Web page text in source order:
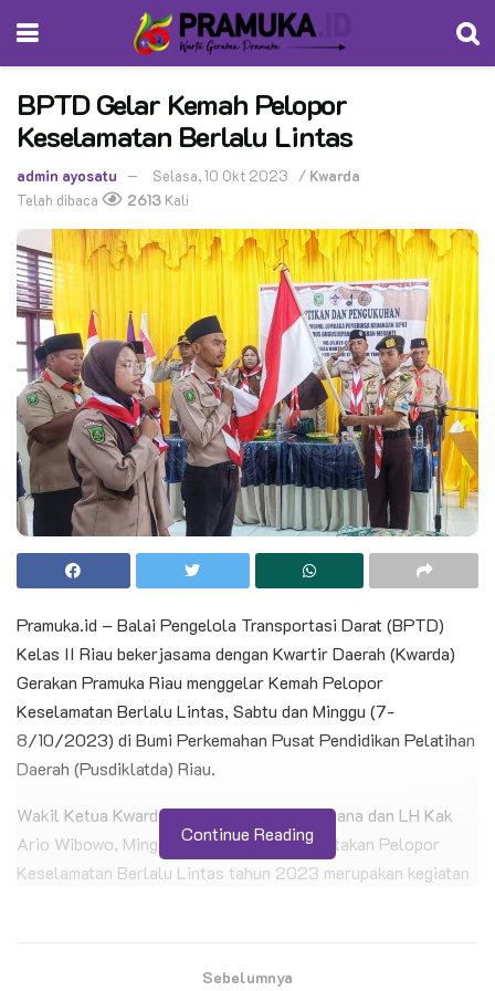
BPTD Gelar Kemah Pelopor
Keselamatan Berlalu Lintas
admin ayosatu Selasa, 10 Okt 2023 / Kwarda
Telah dibaca
2613 Kali
Pramuka.id – Balai Pengelola Transportasi Darat (BPTD)
Kelas II Riau bekerjasama dengan Kwartir Daerah (Kwarda)
Gerakan Pramuka Riau menggelar Kemah Pelopor
Keselamatan Berlalu Lintas, Sabtu dan Minggu (7-
8/10/2023) di Bumi Perkemahan Pusat Pendidikan Pelatihan
Daerah (Pusdiklatda) Riau.
Wakil Ketua Kwarda Riau Bidang Abdimasgana dan LH Kak
Ario Wibowo, Minggu (8/10/2023) mengatakan Pelopor
Keselamatan Berlalu Lintas tahun 2023 merupakan kegiatan
Continue Reading
Sebelumnya